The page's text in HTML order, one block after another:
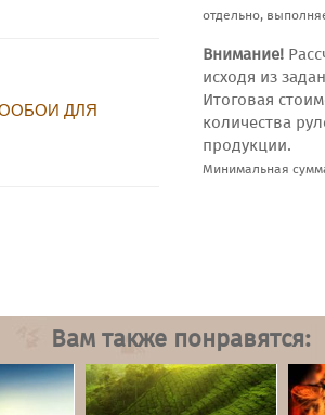
отдельно,
Внимание!
исходя из
Итоговая
количества
продукции.
Минимальная
ДЛЯ
Вам также понравятся: